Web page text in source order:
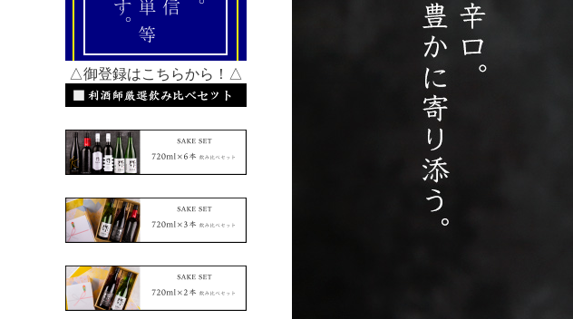
△御登録はこちらから！△